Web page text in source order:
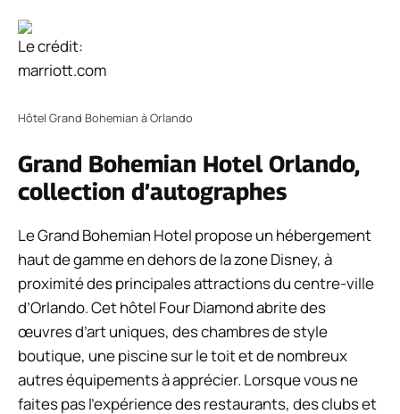
Le crédit:
marriott.com
Hôtel Grand Bohemian à Orlando
Grand Bohemian Hotel Orlando,
collection d’autographes
Le Grand Bohemian Hotel propose un hébergement
haut de gamme en dehors de la zone Disney, à
proximité des principales attractions du centre-ville
d’Orlando. Cet hôtel Four Diamond abrite des
œuvres d’art uniques, des chambres de style
boutique, une piscine sur le toit et de nombreux
autres équipements à apprécier. Lorsque vous ne
faites pas l’expérience des restaurants, des clubs et